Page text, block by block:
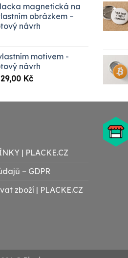
magnetická na
obrázkem –
návrh
motivem -
návrh
Původní
29,00 KčAktuální
| PLACKE.CZ
– GDPR
zboží | PLACKE.CZ